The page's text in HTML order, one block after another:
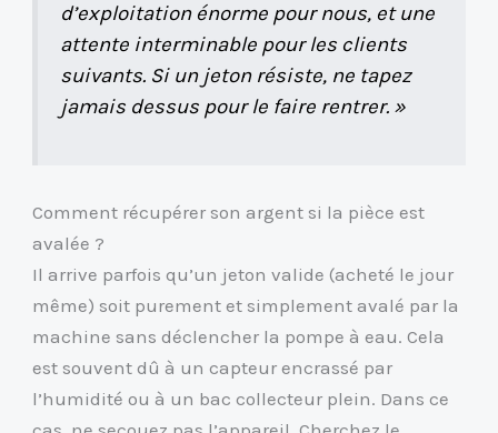
d’exploitation énorme pour nous, et une
attente interminable pour les clients
suivants. Si un jeton résiste, ne tapez
jamais dessus pour le faire rentrer. »
Comment récupérer son argent si la pièce est
avalée ?
Il arrive parfois qu’un jeton valide (acheté le jour
même) soit purement et simplement avalé par la
machine sans déclencher la pompe à eau. Cela
est souvent dû à un capteur encrassé par
l’humidité ou à un bac collecteur plein. Dans ce